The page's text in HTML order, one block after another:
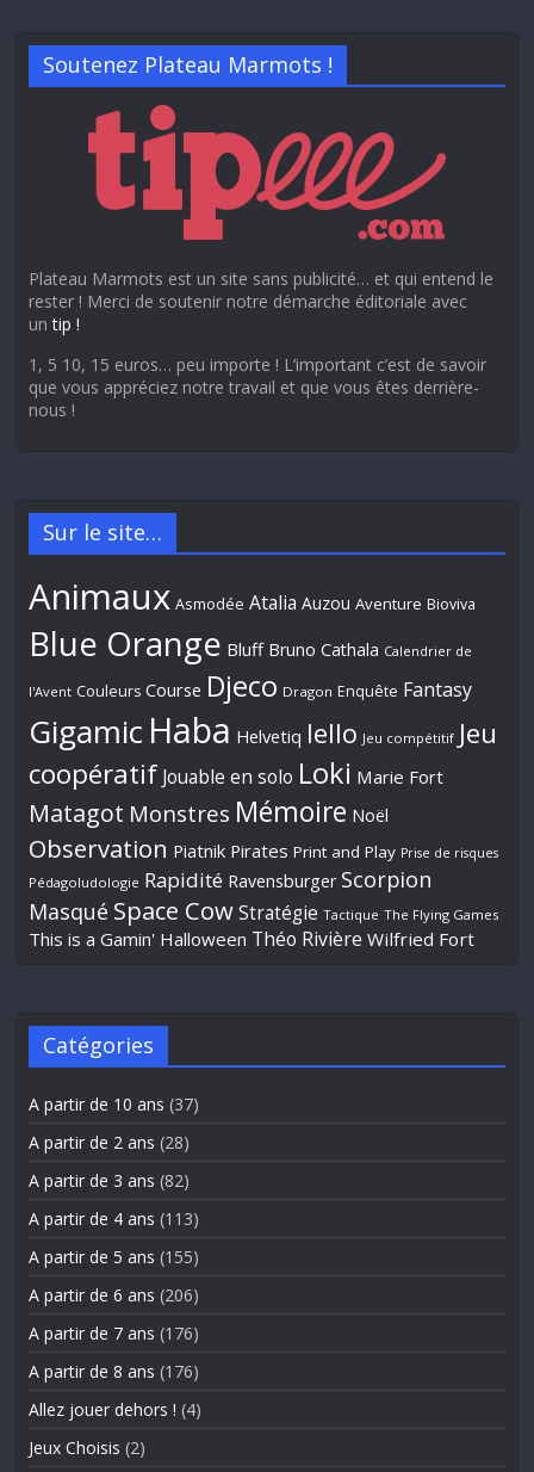
Soutenez Plateau Marmots !
Plateau Marmots est un site sans publicité… et qui entend le
rester ! Merci de soutenir notre démarche éditoriale avec
untip !
1, 5 10, 15 euros… peu importe ! L’important c’est de savoir
que vous appréciez notre travail et que vous êtes derrière-
nous !
Sur le site…
Animaux Asmodée Atalia Auzou Aventure Bioviva
Blue Orange Bluff Bruno Cathala Calendrier de
l'Avent Couleurs Course Djeco Dragon Enquête Fantasy
Gigamic Haba Helvetiq Iello Jeu compétitif Jeu
coopératif Jouable en solo Loki Marie Fort
Matagot Monstres Mémoire Noël
Observation Piatnik Pirates Print and Play Prise de risques
Pédagoludologie Rapidité Ravensburger Scorpion
Masqué Space Cow Stratégie Tactique The Flying Games
This is a Gamin' Halloween Théo Rivière Wilfried Fort
Catégories
A partir de 10 ans (37)
A partir de 2 ans (28)
A partir de 3 ans (82)
A partir de 4 ans (113)
A partir de 5 ans (155)
A partir de 6 ans (206)
A partir de 7 ans (176)
A partir de 8 ans (176)
Allez jouer dehors ! (4)
Jeux Choisis (2)